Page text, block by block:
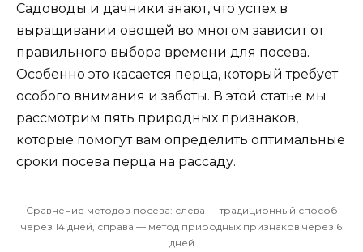
Садоводы и дачники знают, что успех в
выращивании овощей во многом зависит от
правильного выбора времени для посева.
Особенно это касается перца, который требует
особого внимания и заботы. В этой статье мы
рассмотрим пять природных признаков,
которые помогут вам определить оптимальные
сроки посева перца на рассаду.
Сравнение методов посева: слева — традиционный способ
через 14 дней, справа — метод природных признаков через 6
дней